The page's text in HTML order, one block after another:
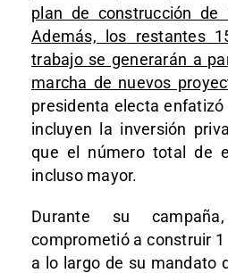
plan de construcción de
Además, los restantes
trabajo se generarán a
marcha de nuevos
presidenta electa
incluyen la inversión
que el número total de
incluso mayor.
Durante su
comprometió a construir
a lo largo de su mandato